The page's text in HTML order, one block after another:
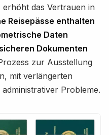
das Vertrauen in
Reisepässe enthalten
Daten
Dokumenten
zur Ausstellung
mit verlängerten
Probleme.